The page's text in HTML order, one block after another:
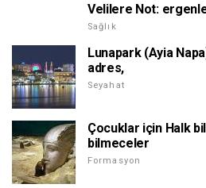
Velilere Not:
Sağlık
Lunapark (Ayia
adres,
Seyahat
Çocuklar için Halk
bilmeceler
Formasyon